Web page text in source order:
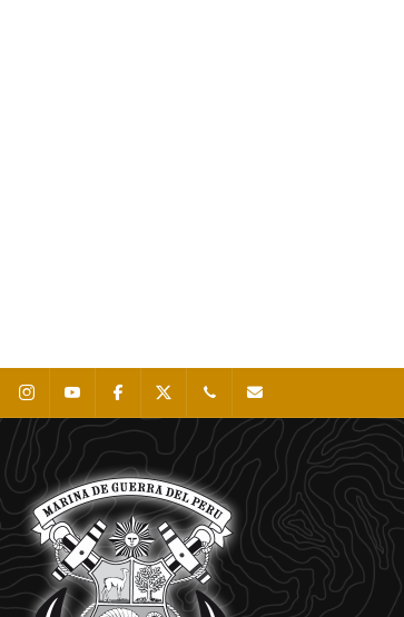
InstagramYoutube Facebook 0511 - 207 8160